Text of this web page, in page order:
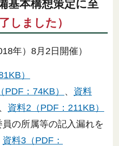
基本構想策定に至
了しました）
年）8月2日開催）
）
PDF：74KB） 、 資料
、 資料2（PDF：211KB）
員の所属等の記入漏れを
資料3（PDF：